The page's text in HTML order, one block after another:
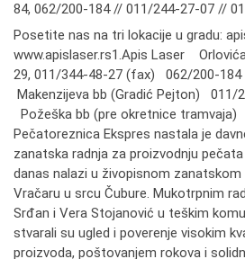
84, 062/200-184 // 011/244-27-07 //
Posetite nas na tri lokacije u gradu:
www.apislaser.rs1.Apis Laser
29, 011/344-48-27 (fax) 062/200-184
Makenzijeva bb (Gradić Pejton) 011/
Požeška bb (pre okretnice
Pečatoreznica Ekspres nastala je
zanatska radnja za proizvodnju
danas nalazi u živopisnom
Vračaru u srcu Čubure. Mukotrpnim
Srđan i Vera Stojanović u teškim
stvarali su ugled i poverenje visokim
proizvoda, poštovanjem rokova i